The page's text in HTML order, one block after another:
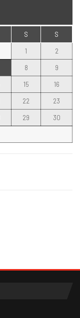
S S
1 2
8 9
15 16
22 23
29 30